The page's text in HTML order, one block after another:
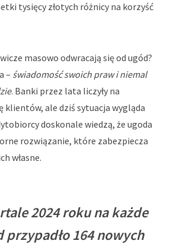
tysięcy złotych różnicy na korzyść
masowo odwracają się od ugód?
– świadomość swoich praw i niemal
. Banki przez lata liczyły na
klientów, ale dziś sytuacja wygląda
doskonale wiedzą, że ugoda
rozwiązanie, które zabezpiecza
własne.
2024 roku na każde
przypadło 164 nowych